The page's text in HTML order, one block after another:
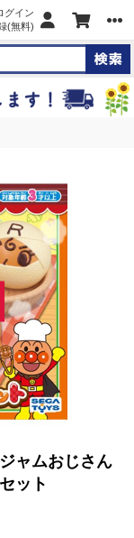
グイン
(無料)
ャムおじさん
ット